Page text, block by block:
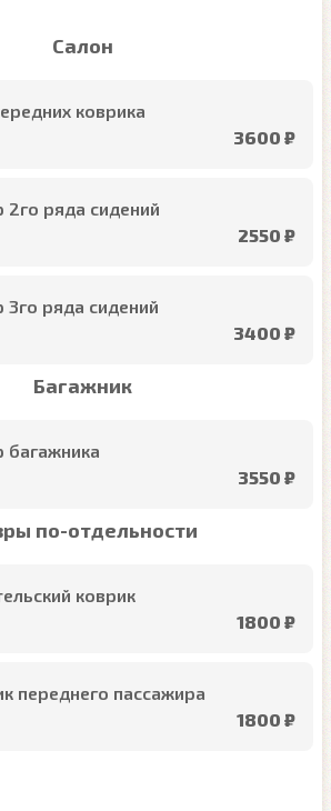
Салон
коврика
3600 ₽
2го ряда сидений
2550 ₽
3го ряда сидений
3400 ₽
Багажник
багажника
3550 ₽
по-отдельности
коврик
1800 ₽
переднего пассажира
1800 ₽